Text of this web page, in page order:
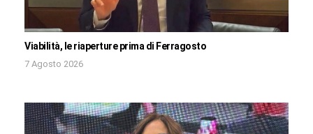
Viabilità, le riaperture prima di Ferragosto
7 Agosto 2026